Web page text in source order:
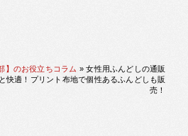
】のお役立ちコラム »女性用ふんどしの通販
快適！プリント布地で個性あるふんどしも販
売！